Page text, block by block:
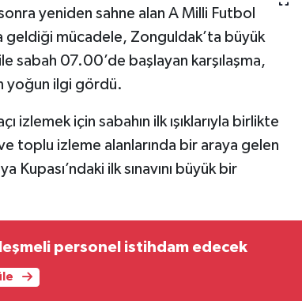
yeniden sahne alan A Milli Futbol
geldiği mücadele, Zonguldak’ta büyük
sabah 07.00’de başlayan karşılaşma,
yoğun ilgi gördü.
izlemek için sabahın ilk ışıklarıyla birlikte
toplu izleme alanlarında bir araya gelen
Kupası’ndaki ilk sınavını büyük bir
personel istihdam edecek